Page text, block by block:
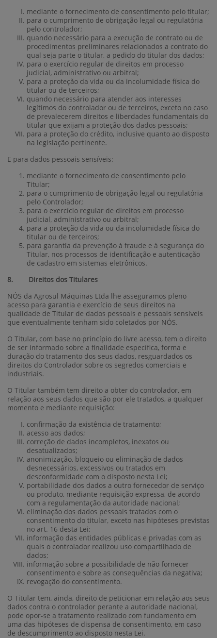
mediante o fornecimento de consentimento pelo titular;
para o cumprimento de obrigação legal ou regulatória
pelo controlador;
quando necessário para a execução de contrato ou de
procedimentos preliminares relacionados a contrato do
qual seja parte o titular, a pedido do titular dos dados;
para o exercício regular de direitos em processo
judicial, administrativo ou arbitral;
para a proteção da vida ou da incolumidade física do
titular ou de terceiros;
quando necessário para atender aos interesses
legítimos do controlador ou de terceiros, exceto no caso
de prevalecerem direitos e liberdades fundamentais do
titular que exijam a proteção dos dados pessoais;
para a proteção do crédito, inclusive quanto ao disposto
na legislação pertinente.
E para dados pessoais sensíveis:
mediante o fornecimento de consentimento pelo
Titular;
para o cumprimento de obrigação legal ou regulatória
pelo Controlador;
para o exercício regular de direitos em processo
judicial, administrativo ou arbitral;
para a proteção da vida ou da incolumidade física do
titular ou de terceiros;
para garantia da prevenção à fraude e à segurança do
Titular, nos processos de identificação e autenticação
de cadastro em sistemas eletrônicos.
8. Direitos dos Titulares
NÓS da Agrosul Máquinas Ltda lhe asseguramos pleno
acesso para garantia e exercício de seus direitos na
qualidade de Titular de dados pessoais e pessoais sensíveis
que eventualmente tenham sido coletados por NÓS.
O Titular, com base no princípio do livre acesso, tem o direito
de ser informado sobre a finalidade específica, forma e
duração do tratamento dos seus dados, resguardados os
direitos do Controlador sobre os segredos comerciais e
industriais.
O Titular também tem direito a obter do controlador, em
relação aos seus dados que são por ele tratados, a qualquer
momento e mediante requisição:
confirmação da existência de tratamento;
acesso aos dados;
correção de dados incompletos, inexatos ou
desatualizados;
anonimização, bloqueio ou eliminação de dados
desnecessários, excessivos ou tratados em
desconformidade com o disposto nesta Lei;
portabilidade dos dados a outro fornecedor de serviço
ou produto, mediante requisição expressa, de acordo
com a regulamentação da autoridade nacional;
eliminação dos dados pessoais tratados com o
consentimento do titular, exceto nas hipóteses previstas
no art. 16 desta Lei;
informação das entidades públicas e privadas com as
quais o controlador realizou uso compartilhado de
dados;
informação sobre a possibilidade de não fornecer
consentimento e sobre as consequências da negativa;
revogação do consentimento.
O Titular tem, ainda, direito de peticionar em relação aos seus
dados contra o controlador perante a autoridade nacional,
pode opor-se a tratamento realizado com fundamento em
uma das hipóteses de dispensa de consentimento, em caso
de descumprimento ao disposto nesta Lei.